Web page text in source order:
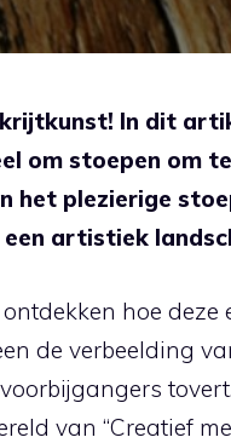
In dit
om stoepen om
het plezierige
artistiek
hoe deze
de verbeelding
van “Creatief